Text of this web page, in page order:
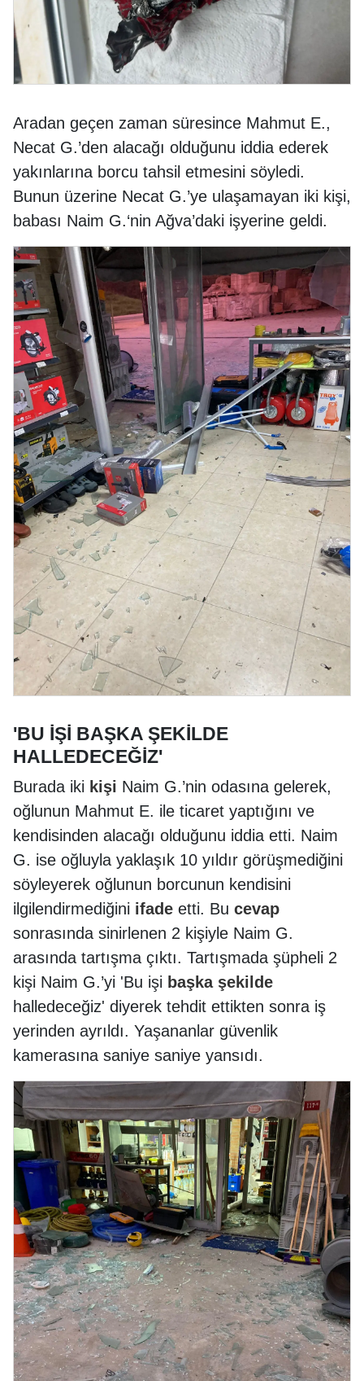
Aradan geçen zaman süresince Mahmut E.,
Necat G.’den alacağı olduğunu iddia ederek
yakınlarına borcu tahsil etmesini söyledi.
Bunun üzerine Necat G.’ye ulaşamayan iki kişi,
babası Naim G.‘nin Ağva’daki işyerine geldi.
'BU İŞİ BAŞKA ŞEKİLDE
HALLEDECEĞİZ'
Burada iki kişi Naim G.’nin odasına gelerek,
oğlunun Mahmut E. ile ticaret yaptığını ve
kendisinden alacağı olduğunu iddia etti. Naim
G. ise oğluyla yaklaşık 10 yıldır görüşmediğini
söyleyerek oğlunun borcunun kendisini
ilgilendirmediğini ifade etti. Bu cevap
sonrasında sinirlenen 2 kişiyle Naim G.
arasında tartışma çıktı. Tartışmada şüpheli 2
kişi Naim G.’yi 'Bu işi başka şekilde
halledeceğiz' diyerek tehdit ettikten sonra iş
yerinden ayrıldı. Yaşananlar güvenlik
kamerasına saniye saniye yansıdı.